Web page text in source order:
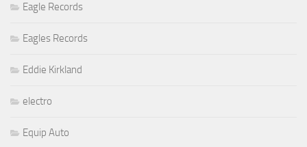
Eagle Records
Eagles Records
Eddie Kirkland
electro
Equip Auto